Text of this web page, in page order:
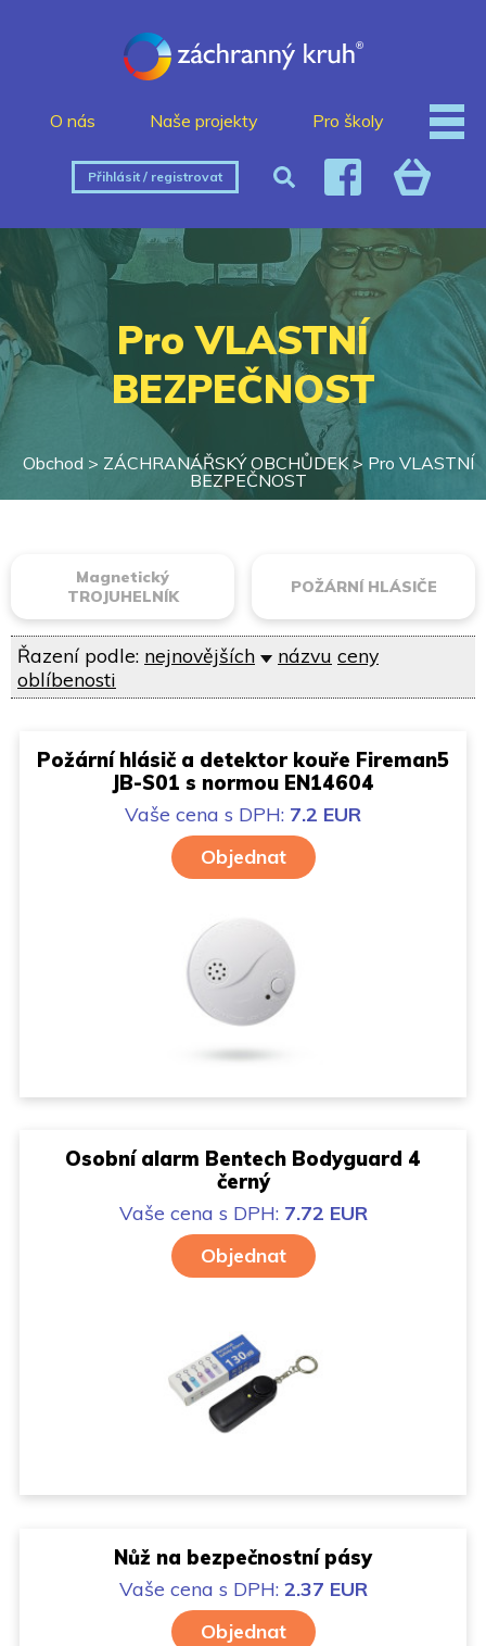
O nás Naše projekty Pro školy
Přihlásit / registrovat
Pro VLASTNÍ
BEZPEČNOST
Obchod > ZÁCHRANÁŘSKÝ OBCHŮDEK> Pro VLASTNÍ
BEZPEČNOST
Magnetický
TROJUHELNÍK
POŽÁRNÍ HLÁSIČE
Řazení podle: nejnovějších názvu ceny
oblíbenosti
Požární hlásič a detektor kouře Fireman5
JB-S01 s normou EN14604
Vaše cena s DPH: 7.2 EUR
Objednat
Osobní alarm Bentech Bodyguard 4
černý
Vaše cena s DPH: 7.72 EUR
Objednat
Nůž na bezpečnostní pásy
Vaše cena s DPH: 2.37 EUR
Objednat